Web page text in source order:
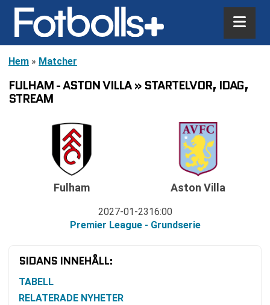
Hem » Matcher
FULHAM - ASTON VILLA » STARTELVOR, IDAG,
STREAM
Fulham
2027-01-2316:00
Premier League - Grundserie
Aston Villa
SIDANS INNEHÅLL:
TABELL
RELATERADE NYHETER